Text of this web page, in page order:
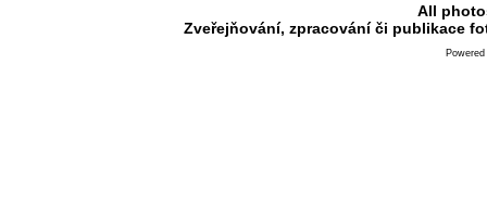
All
Zveřejňování, zpracování či publikace